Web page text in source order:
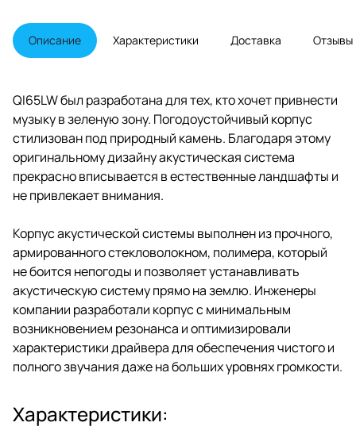
полиэфиримидовым твитером
диаметром 25 мм. Максимальная
выходная мощность АС - 60 Вт.
Описание Характеристики Доставка Отзывы
QI65LW был разработана для тех, кто хочет привнести
музыку в зеленую зону. Погодоустойчивый корпус
стилизован под природный камень. Благодаря этому
оригинальному дизайну акустическая система
прекрасно вписывается в естественные ландшафты и
не привлекает внимания.
Корпус акустической системы выполнен из прочного,
армированного стекловолокном, полимера, который
не боится непогоды и позволяет устанавливать
акустическую систему прямо на землю. Инженеры
компании разработали корпус с минимальным
возникновением резонанса и оптимизировали
характеристики драйвера для обеспечения чистого и
полного звучания даже на больших уровнях громкости.
Характеристики: